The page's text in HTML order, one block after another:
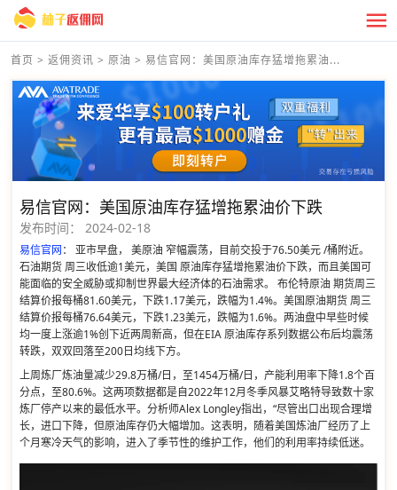
首页 > 返佣资讯 > 原油 > 易信官网：美国原油库存猛增拖累油...
易信官网：美国原油库存猛增拖累油价下跌
发布时间： 2024-02-18
易信官网： 亚市早盘， 美原油 窄幅震荡，目前交投于76.50美元 /桶附近。
石油期货 周三收低逾1美元，美国 原油库存猛增拖累油价下跌，而且美国可
能面临的安全威胁或抑制世界最大经济体的石油需求。 布伦特原油 期货周三
结算价报每桶81.60美元，下跌1.17美元，跌幅为1.4%。美国原油期货 周三
结算价报每桶76.64美元，下跌1.23美元，跌幅为1.6%。两油盘中早些时候
均一度上涨逾1%创下近两周新高，但在EIA 原油库存系列数据公布后均震荡
转跌，双双回落至200日均线下方。
上周炼厂炼油量减少29.8万桶/日，至1454万桶/日，产能利用率下降1.8个百
分点，至80.6%。这两项数据都是自2022年12月冬季风暴艾略特导致数十家
炼厂停产以来的最低水平。分析师Alex Longley指出，“尽管出口出现合理增
长，进口下降，但原油库存仍大幅增加。这表明，随着美国炼油厂经历了上
个月寒冷天气的影响，进入了季节性的维护工作，他们的利用率持续低迷。